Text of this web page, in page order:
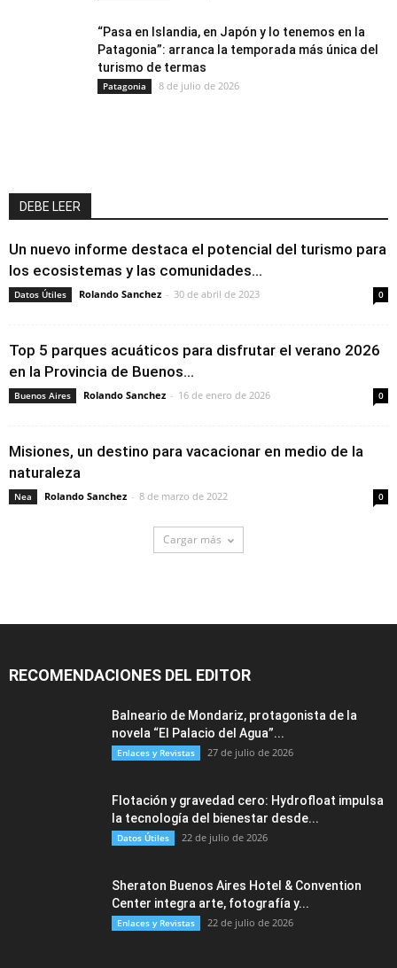
“Pasa en Islandia, en Japón y lo tenemos en la
Patagonia”: arranca la temporada más única del
turismo de termas
Patagonia 8 de julio de 2026
DEBE LEER
Un nuevo informe destaca el potencial del turismo para
los ecosistemas y las comunidades...
Datos Útiles Rolando Sanchez - 30 de abril de 2023 0
Top 5 parques acuáticos para disfrutar el verano 2026
en la Provincia de Buenos...
Buenos Aires Rolando Sanchez - 16 de enero de 2026 0
Misiones, un destino para vacacionar en medio de la
naturaleza
Nea Rolando Sanchez - 8 de marzo de 2022 0
Cargar más
RECOMENDACIONES DEL EDITOR
Balneario de Mondariz, protagonista de la
novela “El Palacio del Agua”...
Enlaces y Revistas 27 de julio de 2026
Flotación y gravedad cero: Hydrofloat impulsa
la tecnología del bienestar desde...
Datos Útiles 22 de julio de 2026
Sheraton Buenos Aires Hotel & Convention
Center integra arte, fotografía y...
Enlaces y Revistas 22 de julio de 2026